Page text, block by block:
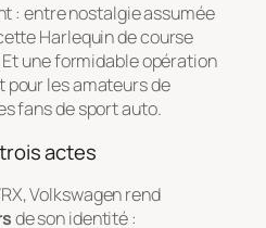
: entre nostalgie assumée
Harlequin de course
une formidable opération
les amateurs de
fans de sport auto.
actes
Volkswagen rend
de son identité :